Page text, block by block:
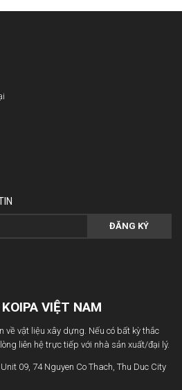
ĐĂNG KÝ
VIỆT NAM
về vật liệu xây dựng. Nếu có bất kỳ thắc
liên hệ trực tiếp với nhà sản xuất/đại lý.
09, 74 Nguyen Co Thach, Thu Duc City